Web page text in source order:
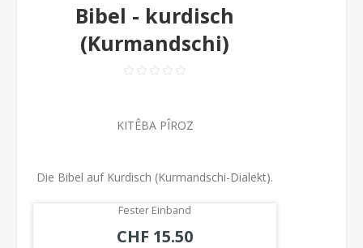
Bibel - kurdisch
(Kurmandschi)
KITÊBA PÎROZ
Die Bibel auf Kurdisch (Kurmandschi-Dialekt).
Fester Einband
CHF 15.50